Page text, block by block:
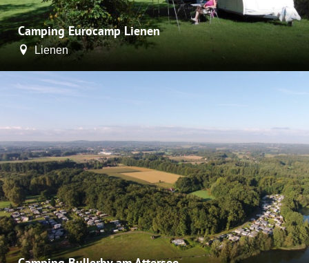
Camping Eurocamp Lienen
Lienen